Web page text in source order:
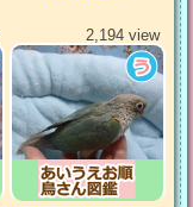
2,194 view